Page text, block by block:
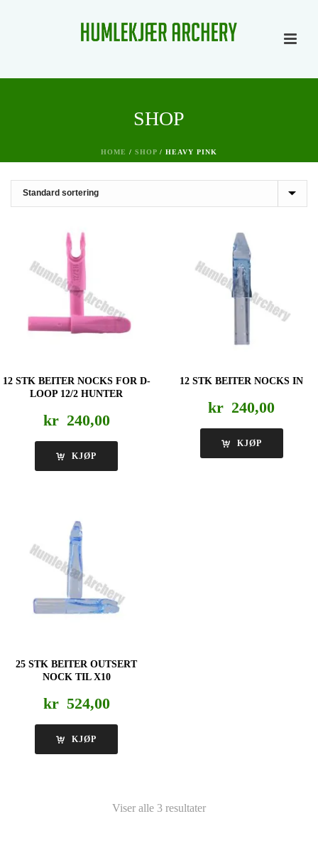
SHOP
HOME / SHOP / HEAVY PINK
12 STK BEITER NOCKS FOR D-
LOOP 12/2 HUNTER
kr 240,00
KJØP
12 STK BEITER NOCKS IN
kr 240,00
KJØP
25 STK BEITER OUTSERT
NOCK TIL X10
kr 524,00
KJØP
Viser alle 3 resultater